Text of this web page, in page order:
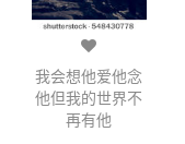
我会想他爱他念
他但我的世界不
再有他